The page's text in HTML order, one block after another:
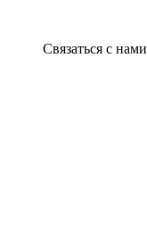
Связаться с нами